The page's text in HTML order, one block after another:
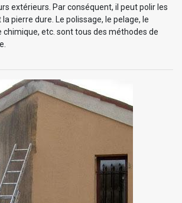
extérieurs. Par conséquent, il peut polir les
pierre dure. Le polissage, le pelage, le
chimique, etc. sont tous des méthodes de